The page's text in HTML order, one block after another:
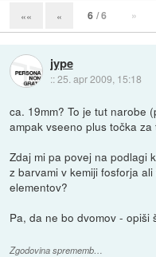
«« « 6 / 6 »
jype
::25. apr 2009, 15:18
ca. 19mm? To je tut narobe
ampak vseeno plus točka za
Zdaj mi pa povej na podlagi
z barvami v kemiji fosforja
elementov?
Pa, da ne bo dvomov - opiši
Zgodovina sprememb…